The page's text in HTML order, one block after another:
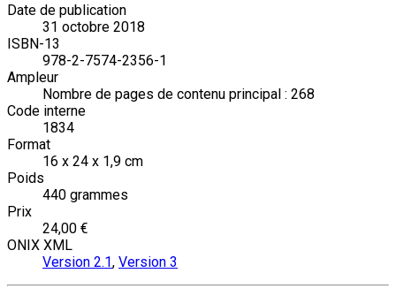
Date de publication
31 octobre 2018
ISBN-13
978-2-7574-2356-1
Ampleur
Nombre de pages de contenu principal : 268
Code interne
1834
Format
16 x 24 x 1,9 cm
Poids
440 grammes
Prix
24,00 €
ONIX XML
Version 2.1, Version 3